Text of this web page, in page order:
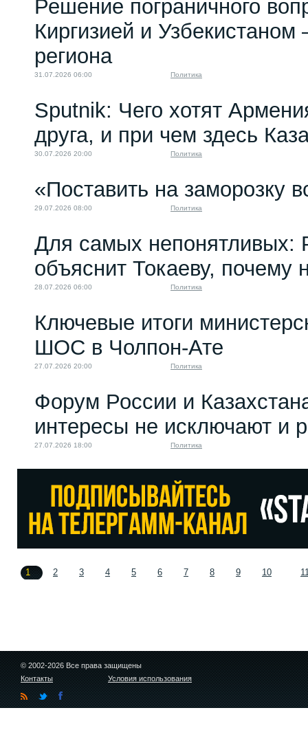
Решение пограничного
Киргизией и Узбекистаном
региона
31.07.2026 06:00 Политика
Sputnik: Чего хотят
друга, и при чем здесь
30.07.2026 20:00 Политика
«Поставить на заморозку
29.07.2026 08:00 Политика
Для самых непонятливых:
объяснит Токаеву,
28.07.2026 06:00 Политика
Ключевые итоги
ШОС в Чолпон-Ате
27.07.2026 20:00 Политика
Форум России и
интересы не исключают и
27.07.2026 18:00 Политика
1 2 3 4 5 6 7 8 9 10
© 2002-2026 Все права защищены
Контакты
Условия использования